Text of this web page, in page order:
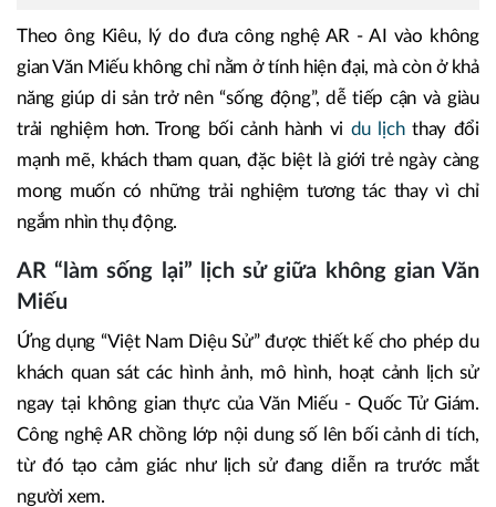
Theo ông Kiêu, lý do đưa công nghệ AR - AI vào không
gian Văn Miếu không chỉ nằm ở tính hiện đại, mà còn ở khả
năng giúp di sản trở nên “sống động”, dễ tiếp cận và giàu
trải nghiệm hơn. Trong bối cảnh hành vi du lịchthay đổi
mạnh mẽ, khách tham quan, đặc biệt là giới trẻ ngày càng
mong muốn có những trải nghiệm tương tác thay vì chỉ
ngắm nhìn thụ động.
AR “làm sống lại” lịch sử giữa không gian Văn
Miếu
Ứng dụng “Việt Nam Diệu Sử” được thiết kế cho phép du
khách quan sát các hình ảnh, mô hình, hoạt cảnh lịch sử
ngay tại không gian thực của Văn Miếu - Quốc Tử Giám.
Công nghệ AR chồng lớp nội dung số lên bối cảnh di tích,
từ đó tạo cảm giác như lịch sử đang diễn ra trước mắt
người xem.